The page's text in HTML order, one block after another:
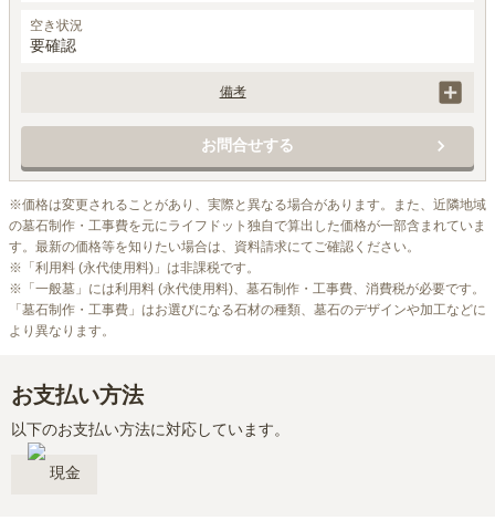
空き状況
要確認
備考
お問合せする
※価格は変更されることがあり、実際と異なる場合があります。また、近隣地域
の墓石制作・工事費を元にライフドット独自で算出した価格が一部含まれていま
す。最新の価格等を知りたい場合は、資料請求にてご確認ください。
※「利用料 (永代使用料)」は非課税です。
※「一般墓」には利用料 (永代使用料)、墓石制作・工事費、消費税が必要です。
「墓石制作・工事費」はお選びになる石材の種類、墓石のデザインや加工などに
より異なります。
お支払い方法
以下のお支払い方法に対応しています。
現金